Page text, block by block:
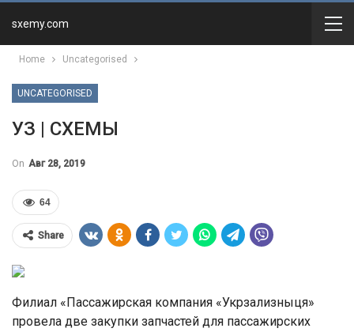
sxemy.com
Home Uncategorised
UNCATEGORISED
УЗ | СХЕМЫ
On Авг 28, 2019
64
Share
Филиал «Пассажирская компания «Укрзализныця»
провела две закупки запчастей для пассажирских